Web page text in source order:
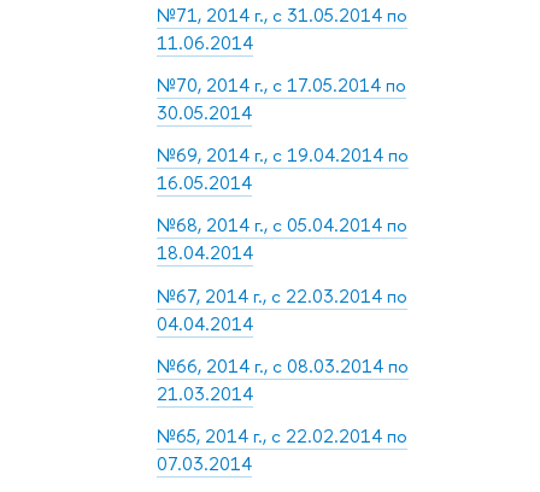
№71, 2014 г., с 31.05.2014 по
11.06.2014
№70, 2014 г., с 17.05.2014 по
30.05.2014
№69, 2014 г., с 19.04.2014 по
16.05.2014
№68, 2014 г., с 05.04.2014 по
18.04.2014
№67, 2014 г., с 22.03.2014 по
04.04.2014
№66, 2014 г., с 08.03.2014 по
21.03.2014
№65, 2014 г., с 22.02.2014 по
07.03.2014